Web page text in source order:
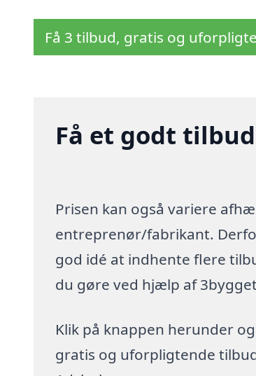
Få 3 tilbud, gratis og
Få et godt
Prisen kan også variere
entreprenør/fabrikant.
god idé at indhente flere
du gøre ved hjælp af
Klik på knappen herunder
gratis og uforpligtende